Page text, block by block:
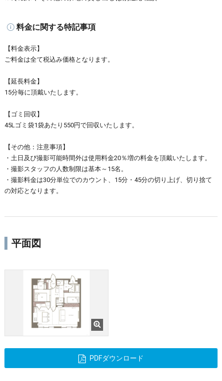
料金に関する特記事項
【料金表示】
ご料金は全て税込み価格となります。
【延長料金】
15分毎に頂戴いたします。
【ゴミ回収】
45Lゴミ袋1袋あたり550円で回収いたします。
【その他：注意事項】
・土日及び撮影可能時間外は使用料金20％増の料金を頂戴いたします。
・撮影スタッフの人数制限は基本～15名。
・撮影料金は30分単位でのカウント、15分・45分の切り上げ、切り捨て
の対応となります。
平面図
PDFダウンロード